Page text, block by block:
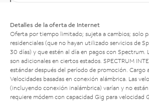
Detalles de la oferta de Internet
Oferta por tiempo limitado; sujeta a cambios; solo
residenciales (que no hayan utilizado servicios de
30 días) y que estén al día en pagos con Spectrum.
son adicionales en ciertos estados. SPECTRUM
estándar después del período de promoción. Cargo
Velocidades basadas en conexión alámbrica. Las
(incluyendo conexión inalámbrica) varían y no
requiere módem con capacidad Gig para velocidad